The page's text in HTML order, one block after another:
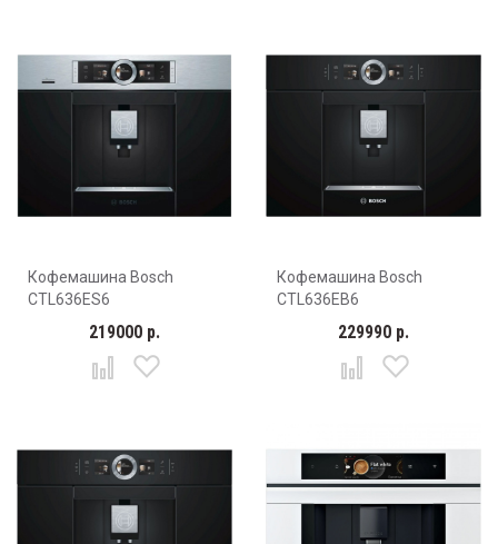
Кофемашина Bosch
CTL636ES6
219000 р.
Кофемашина Bosch
CTL636EB6
229990 р.